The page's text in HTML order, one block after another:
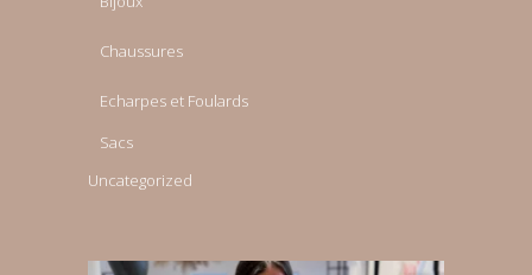
Chaussures
Echarpes et Foulards
Sacs
Uncategorized